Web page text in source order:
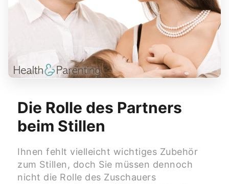
Die Rolle des Partners
beim Stillen
Ihnen fehlt vielleicht wichtiges Zubehör
zum Stillen, doch Sie müssen dennoch
nicht die Rolle des Zuschauers